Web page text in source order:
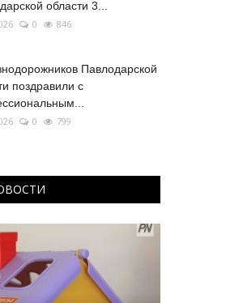
области 3...
0 846
Павлодарской
поздравили с
0 799